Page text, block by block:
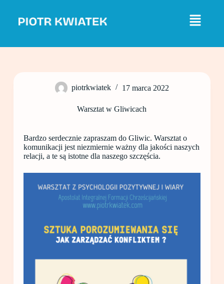
j
piotrkwiatek 17 marca 2022
Warsztat w Gliwicach
Bardzo serdecznie zapraszam do Gliwic. Warsztat o
komunikacji jest niezmiernie ważny dla jakości naszych
relacji, a te są istotne dla naszego szczęścia.